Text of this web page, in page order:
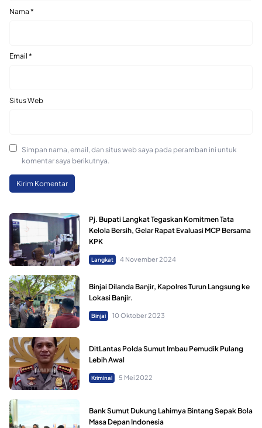
Nama *
Email *
Situs Web
Simpan nama, email, dan situs web saya pada peramban ini untuk
komentar saya berikutnya.
Pj. Bupati Langkat Tegaskan Komitmen Tata
Kelola Bersih, Gelar Rapat Evaluasi MCP Bersama
KPK
Langkat 4 November 2024
Binjai Dilanda Banjir, Kapolres Turun Langsung ke
Lokasi Banjir.
Binjai 10 Oktober 2023
DitLantas Polda Sumut Imbau Pemudik Pulang
Lebih Awal
Kriminal 5 Mei 2022
Bank Sumut Dukung Lahirnya Bintang Sepak Bola
Masa Depan Indonesia